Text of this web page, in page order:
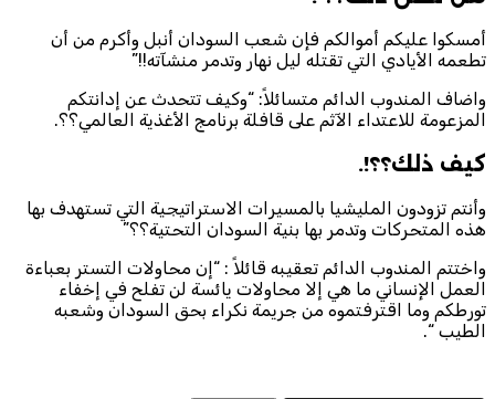
أمسكوا عليكم أموالكم فإن شعب السودان أنبل وأكرم من أن
تطعمه الأيادي التي تقتله ليل نهار وتدمر منشآته!!”
واضاف المندوب الدائم متسائلاً: “وكيف تتحدث عن إدانتكم
المزعومة للاعتداء الآثم على قافلة برنامج الأغذية العالمي؟؟.
كيف ذلك؟؟!.
وأنتم تزودون المليشيا بالمسيرات الاستراتيجية التي تستهدف بها
هذه المتحركات وتدمر بها بنية السودان التحتية؟؟”
واختتم المندوب الدائم تعقيبه قائلاً : “إن محاولات التستر بعباءة
العمل الإنساني ما هي إلا محاولات يائسة لن تفلح في إخفاء
تورطكم وما اقترفتموه من جريمة نكراء بحق السودان وشعبه
الطيب “.